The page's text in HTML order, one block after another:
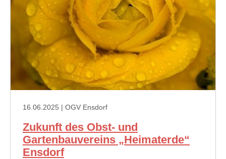
16.06.2025 | OGV Ensdorf
Zukunft des Obst- und
Gartenbauvereins „Heimaterde“
Ensdorf